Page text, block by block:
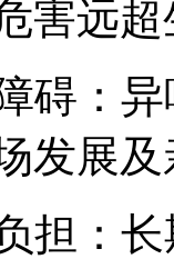
害远
碍：
发展
担：